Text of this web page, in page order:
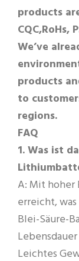
products
CQC,RoHs,
We’ve
products
to
regions.
FAQ
1. Was ist
A: Mit hoher
erreicht,
Blei-Säure-
Leichtes